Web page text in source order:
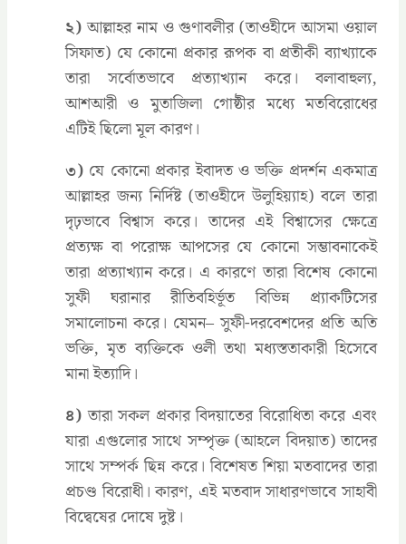
২)আল্লাহর নাম ও গুণাবলীর (তাওহীদে আসমা ওয়াল
সিফাত) যে কোনো প্রকার রূপক বা প্রতীকী ব্যাখ্যাকে
তারা সর্বোতভাবে প্রত্যাখ্যান করে। বলাবাহুল্য,
আশআরী ও মুতাজিলা গোষ্ঠীর মধ্যে মতবিরোধের
এটিই ছিলো মূল কারণ।
৩) যে কোনো প্রকার ইবাদত ও ভক্তি প্রদর্শন একমাত্র
আল্লাহর জন্য নির্দিষ্ট (তাওহীদে উলুহিয়্যাহ) বলে তারা
দৃঢ়ভাবে বিশ্বাস করে। তাদের এই বিশ্বাসের ক্ষেত্রে
প্রত্যক্ষ বা পরোক্ষ আপসের যে কোনো সম্ভাবনাকেই
তারা প্রত্যাখ্যান করে। এ কারণে তারা বিশেষ কোনো
সুফী ঘরানার রীতিবহির্ভূত বিভিন্ন প্র্যাকটিসের
সমালোচনা করে। যেমন– সুফী-দরবেশদের প্রতি অতি
ভক্তি, মৃত ব্যক্তিকে ওলী তথা মধ্যস্ততাকারী হিসেবে
মানা ইত্যাদি।
৪) তারা সকল প্রকার বিদয়াতের বিরোধিতা করে এবং
যারা এগুলোর সাথে সম্পৃক্ত (আহলে বিদয়াত) তাদের
সাথে সম্পর্ক ছিন্ন করে। বিশেষত শিয়া মতবাদের তারা
প্রচণ্ড বিরোধী। কারণ, এই মতবাদ সাধারণভাবে সাহাবী
বিদ্বেষের দোষে দুষ্ট।